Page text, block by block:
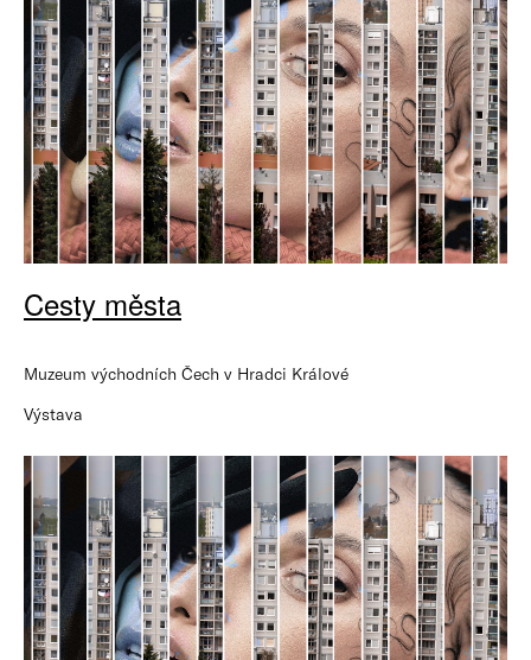
Cesty města
Muzeum východních Čech v Hradci Králové
Výstava